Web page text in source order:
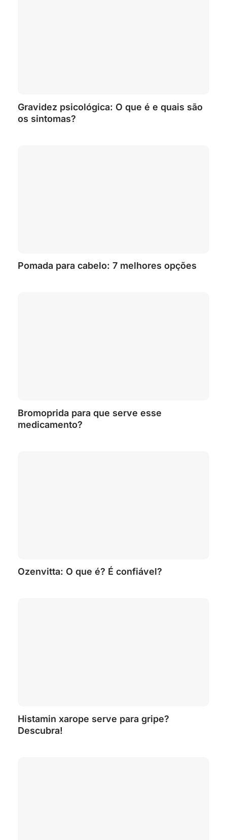
Gravidez psicológica: O que é e quais são
os sintomas?
Pomada para cabelo: 7 melhores opções
Bromoprida para que serve esse
medicamento?
Ozenvitta: O que é? É confiável?
Histamin xarope serve para gripe?
Descubra!